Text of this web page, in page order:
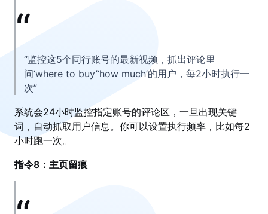
“监控这5个同行账号的最新视频，抓出评论里
问‘where to buy’‘how much’的用户，每2小时执行一
次”
系统会24小时监控指定账号的评论区，一旦出现关键
词，自动抓取用户信息。你可以设置执行频率，比如每2
小时跑一次。
指令8：主页留痕